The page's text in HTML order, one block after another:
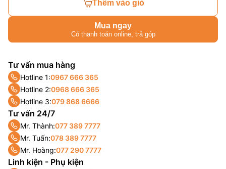
Thêm vào giỏ
Mua ngay
Có thanh toán online, trả góp
Tư vấn mua hàng
Hotline 1:0967 666 365
Hotline 2:0968 666 365
Hotline 3:079 868 6666
Tư vấn 24/7
Mr. Thành:077 389 7777
Mr. Tuấn:078 389 7777
Mr. Hoàng:077 290 7777
Linh kiện - Phụ kiện